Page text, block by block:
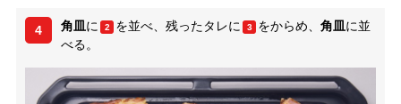
4 角皿に 2 を並べ、残ったタレに 3 をからめ、 角皿に並
べる。